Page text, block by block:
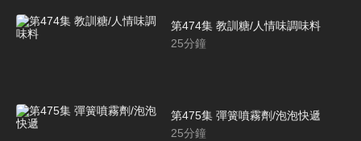
第474集 教訓糖/人情味調味料
25分鐘
第475集 彈簧噴霧劑/泡泡快遞
25分鐘